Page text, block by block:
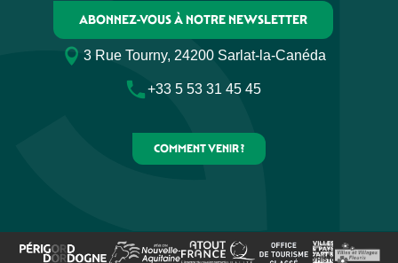
ABONNEZ-VOUS À NOTRE NEWSLETTER
3 Rue Tourny, 24200 Sarlat-la-Canéda
+33 5 53 31 45 45
COMMENT VENIR ?